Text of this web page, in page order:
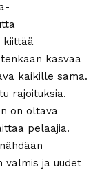
kiittää
kasvaa
kaikille sama.
rajoituksia.
on oltava
pelaajia.
valmis ja uudet